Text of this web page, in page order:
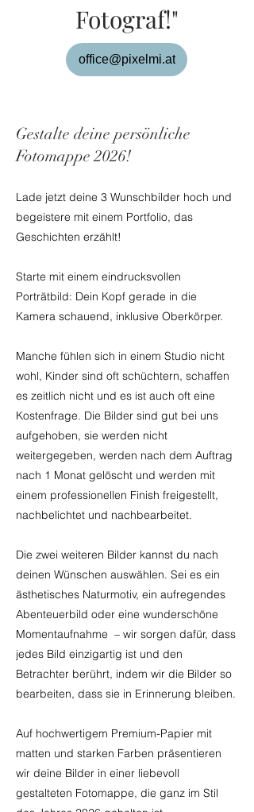
Fotograf!"
office@pixelmi.at
Gestalte deine persönliche
Fotomappe 2026!
Lade jetzt deine 3 Wunschbilder hoch und
begeistere mit einem Portfolio, das
Geschichten erzählt!
Starte mit einem eindrucksvollen
Porträtbild: Dein Kopf gerade in die
Kamera schauend, inklusive Oberkörper.
Manche fühlen sich in einem Studio nicht
wohl, Kinder sind oft schüchtern, schaffen
es zeitlich nicht und es ist auch oft eine
Kostenfrage. Die Bilder sind gut bei uns
aufgehoben, sie werden nicht
weitergegeben, werden nach dem Auftrag
nach 1 Monat gelöscht und werden mit
einem professionellen Finish freigestellt,
nachbelichtet und nachbearbeitet.
Die zwei weiteren Bilder kannst du nach
deinen Wünschen auswählen. Sei es ein
ästhetisches Naturmotiv, ein aufregendes
Abenteuerbild oder eine wunderschöne
Momentaufnahme – wir sorgen dafür, dass
jedes Bild einzigartig ist und den
Betrachter berührt, indem wir die Bilder so
bearbeiten, dass sie in Erinnerung bleiben.
Auf hochwertigem Premium-Papier mit
matten und starken Farben präsentieren
wir deine Bilder in einer liebevoll
gestalteten Fotomappe, die ganz im Stil